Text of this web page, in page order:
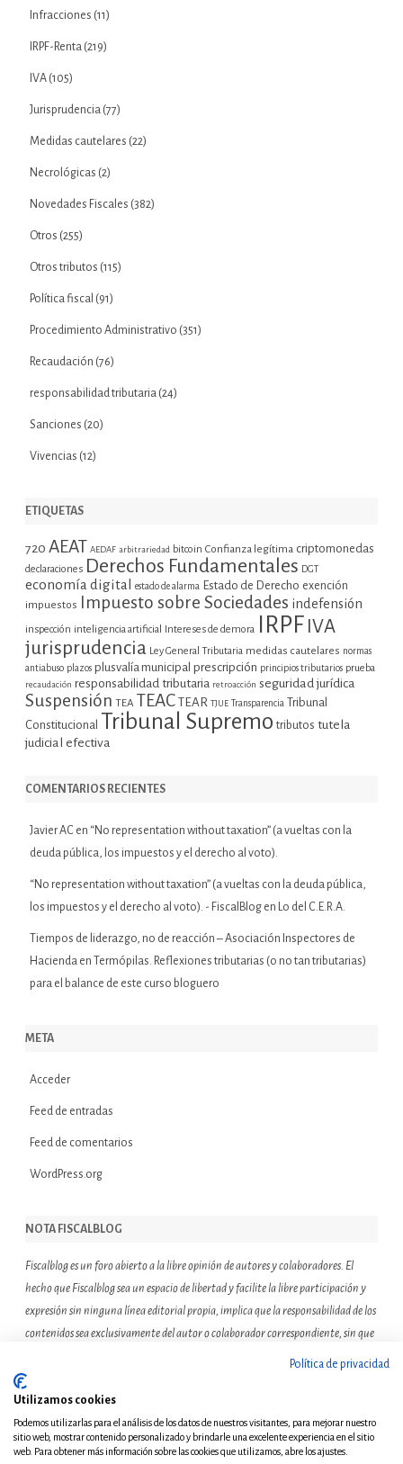
Infracciones (11)
IRPF-Renta (219)
IVA (105)
Jurisprudencia (77)
Medidas cautelares (22)
Necrológicas (2)
Novedades Fiscales (382)
Otros (255)
Otros tributos (115)
Política fiscal (91)
Procedimiento Administrativo (351)
Recaudación (76)
responsabilidad tributaria (24)
Sanciones (20)
Vivencias (12)
ETIQUETAS
720 AEAT AEDAF arbitrariedad bitcoin Confianza legítima criptomonedas
declaraciones Derechos Fundamentales DGT
economía digital estado de alarma Estado de Derecho exención
impuestos Impuesto sobre Sociedades indefensión
inspección inteligencia artificial Intereses de demora IRPF IVA
jurisprudencia Ley General Tributaria medidas cautelares normas
antiabuso plazos plusvalía municipal prescripción principios tributarios prueba
recaudación responsabilidad tributaria retroacción seguridad jurídica
Suspensión TEA TEAC TEAR TJUE Transparencia Tribunal
Constitucional Tribunal Supremo tributos tutela
judicial efectiva
COMENTARIOS RECIENTES
Javier AC en “No representation without taxation” (a vueltas con la
deuda pública, los impuestos y el derecho al voto).
“No representation without taxation” (a vueltas con la deuda pública,
los impuestos y el derecho al voto). - FiscalBlog en Lo del C.E.R.A.
Tiempos de liderazgo, no de reacción – Asociación Inspectores de
Hacienda en
Termópilas. Reflexiones tributarias (o no tan tributarias)
para el balance de este curso bloguero
META
Acceder
Feed de entradas
Feed de comentarios
WordPress.org
NOTA FISCALBLOG
Fiscalblog es un foro abierto a la libre opinión de autores y colaboradores. El
hecho que Fiscalblog sea un espacio de libertad y facilite la libre participación y
expresión sin ninguna línea editorial propia, implica que la responsabilidad de los
contenidos sea exclusivamente del autor o colaborador correspondiente, sin que
ello suponga que el resto de miembros de la comunidad de Fiscalblog asuman o
compartan las reflexiones u opiniones expresadas.
Política de privacidad
Utilizamos cookies
Podemos utilizarlas para el análisis de los datos de nuestros visitantes, para mejorar nuestro
sitio web, mostrar contenido personalizado y brindarle una excelente experiencia en el sitio
web. Para obtener más información sobre las cookies que utilizamos, abre los ajustes.